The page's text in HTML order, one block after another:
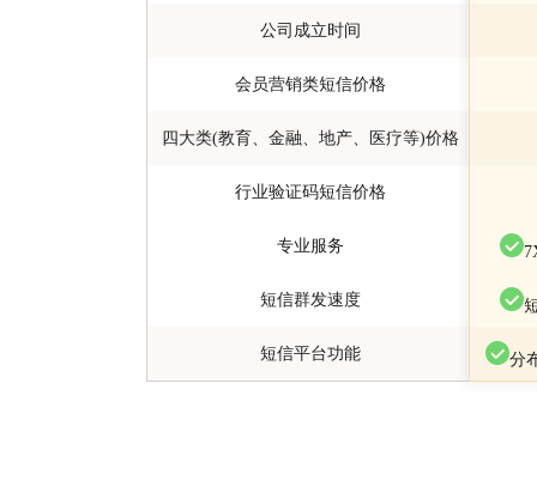
公司成立时间
会员营销类短信价格
四大类(教育、金融、地产、医疗等)价格
行业验证码短信价格
专业服务
短信群发速度
短信平台功能 分